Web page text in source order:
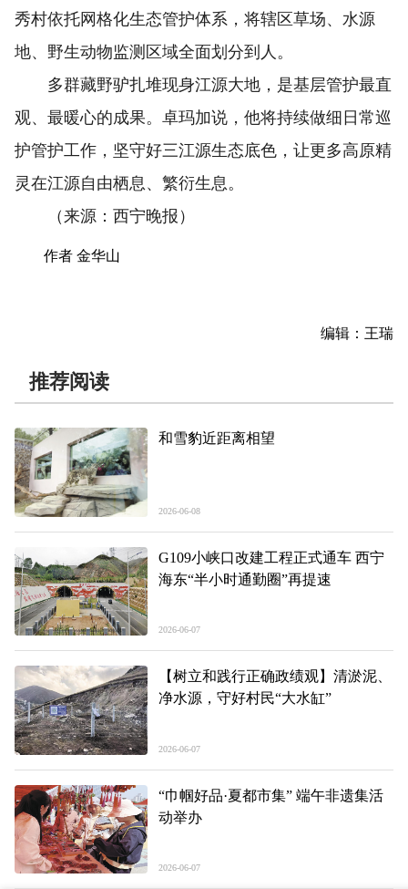
秀村依托网格化生态管护体系，将辖区草场、水源
地、野生动物监测区域全面划分到人。
多群藏野驴扎堆现身江源大地，是基层管护最直
观、最暖心的成果。卓玛加说，他将持续做细日常巡
护管护工作，坚守好三江源生态底色，让更多高原精
灵在江源自由栖息、繁衍生息。
（来源：西宁晚报）
作者 金华山
编辑：王瑞
推荐阅读
和雪豹近距离相望
2026-06-08
G109小峡口改建工程正式通车 西宁
海东“半小时通勤圈”再提速
2026-06-07
【树立和践行正确政绩观】清淤泥、
净水源，守好村民“大水缸”
2026-06-07
“巾帼好品·夏都市集” 端午非遗集活
动举办
2026-06-07